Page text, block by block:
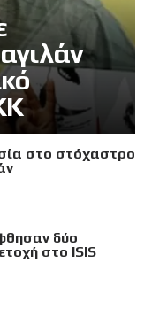
στο στόχαστρο
δύο
στο ISIS